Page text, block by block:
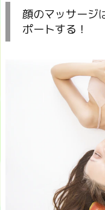
顔のマッサージ
ポートする！